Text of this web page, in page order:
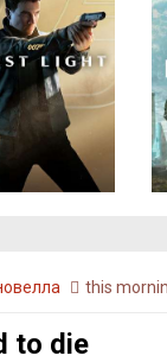
this
to die